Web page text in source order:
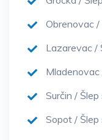
Obrenovac /
Lazarevac /
Surčin / Šlep
Sopot / Šlep